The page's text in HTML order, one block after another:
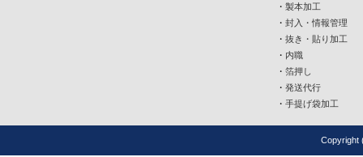
・ 製本加工
・ 封入・情報管理
・ 抜き・貼り加工
・ 内職
・ 箔押し
・ 発送代行
・ 手提げ袋加工
Copyright